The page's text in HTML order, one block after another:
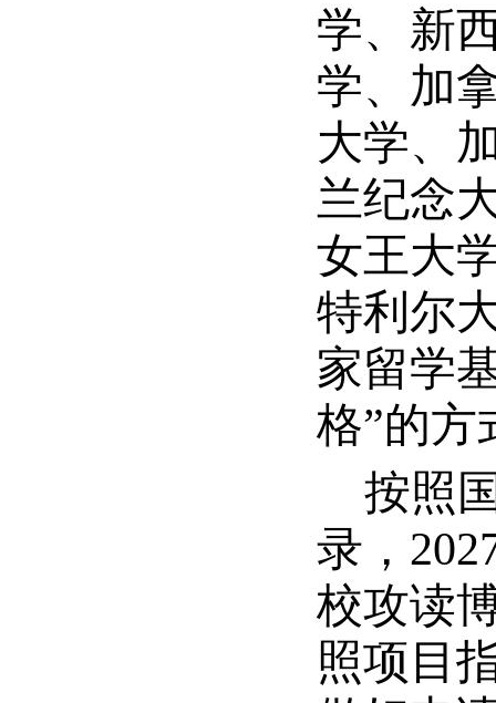
学、新
学、加
大学、
兰纪念
女王大
特利尔
家留学
格”的方
按照
录，
校攻读
照项目